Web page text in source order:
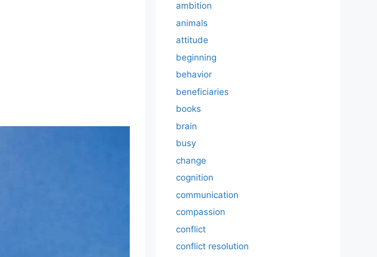
ambition
animals
attitude
beginning
behavior
beneficiaries
books
brain
busy
change
cognition
communication
compassion
conflict
conflict resolution